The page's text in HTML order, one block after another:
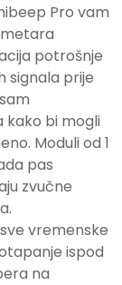
Pro vam
potrošnje
signala prije
kako bi mogli
Moduli od 1
pas
zvučne
vremenske
ispod
na